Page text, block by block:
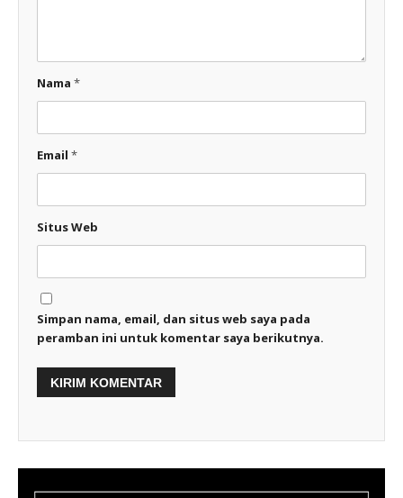
Nama *
Email *
Situs Web
Simpan nama, email, dan situs web saya pada
peramban ini untuk komentar saya berikutnya.